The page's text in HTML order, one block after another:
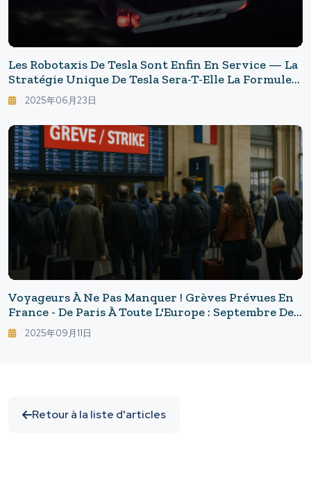
Les Robotaxis De Tesla Sont Enfin En Service — La
Stratégie Unique De Tesla Sera-T-Elle La Formule
Gagnante ?
2025年06月23日
Voyageurs À Ne Pas Manquer ! Grèves Prévues En
France - De Paris À Toute L'Europe : Septembre De
Grèves Et De Manifestations, Comment Protéger
Vos Plans De Voyage
2025年09月11日
Retour à la liste d'articles